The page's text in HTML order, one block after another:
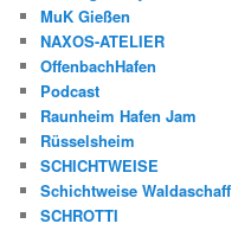
MuK Gießen
NAXOS-ATELIER
OffenbachHafen
Podcast
Raunheim Hafen Jam
Rüsselsheim
SCHICHTWEISE
Schichtweise Waldaschaff
SCHROTTI